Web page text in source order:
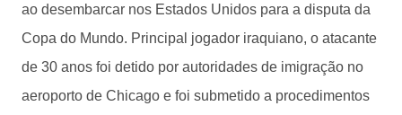
ao desembarcar nos Estados Unidos para a disputa da
Copa do Mundo. Principal jogador iraquiano, o atacante
de 30 anos foi detido por autoridades de imigração no
aeroporto de Chicago e foi submetido a procedimentos